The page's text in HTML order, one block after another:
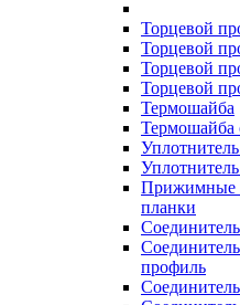
Торцевой
Торцевой
Торцевой
Торцевой
Термошайба
Термошайба
Прижимные
планки
профиль